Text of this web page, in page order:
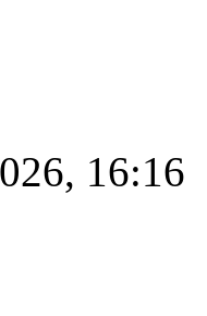
16:16